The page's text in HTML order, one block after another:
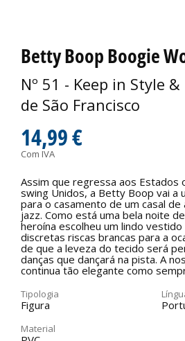
Betty Boop Boogie
Nº 51 - Keep in Style
de São Francisco
14,99 €
Com IVA
Assim que regressa aos Estados
swing Unidos, a Betty Boop vai a
para o casamento de um casal
jazz. Como está uma bela noite
heroína escolheu um lindo vestido
discretas riscas brancas para a
de que a leveza do tecido será
danças que dançará na pista. A
continua tão elegante como
Tipologia
Figura
Material